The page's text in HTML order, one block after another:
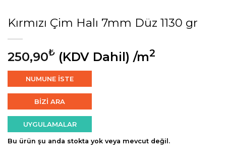
Kırmızı Çim Halı 7mm Düz 1130 gr
250,90₺ (KDV Dahil) /m2
NUMUNE İSTE
BİZİ ARA
UYGULAMALAR
Bu ürün şu anda stokta yok veya mevcut değil.